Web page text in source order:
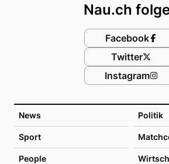
News Politik
Sport
People
Nau.ch
Facebook
Twitter
Instagram